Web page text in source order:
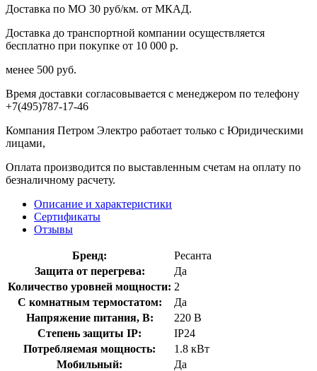
Доставка по МО 30 руб/км. от МКАД.
Доставка до транспортной компании осуществляется
бесплатно при покупке от 10 000 р.
менее 500 руб.
Время доставки согласовывается с менеджером по телефону
+7(495)787-17-46
Компания Петром Электро работает только с Юридическими
лицами,
Оплата производится по выставленным счетам на оплату по
безналичному расчету.
Описание и характеристики
Сертификаты
Отзывы
Бренд:
Ресанта
Защита от перегрева:
Да
Количество уровней мощности: 2
С комнатным термостатом:
Да
Напряжение питания, В:
220 В
Степень защиты IP:
IP24
Потребляемая мощность:
1.8 кВт
Мобильный:
Да